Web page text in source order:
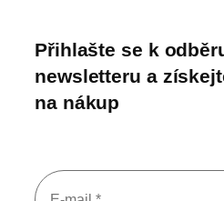
Přihlašte se k
newsletteru a
na nákup